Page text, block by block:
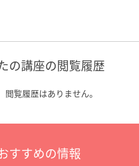
の講座の閲覧履歴
閲覧履歴はありません。
すすめの情報